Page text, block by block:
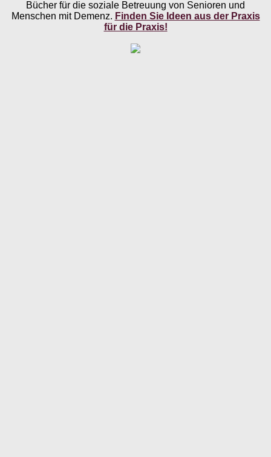
Bücher für die soziale Betreuung von Senioren und
Menschen mit Demenz. Finden Sie Ideen aus der Praxis
für die Praxis!